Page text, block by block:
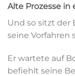
Alte Prozesse
Und so sitzt der
seine Vorfahren
Er wartete auf
befiehlt seine